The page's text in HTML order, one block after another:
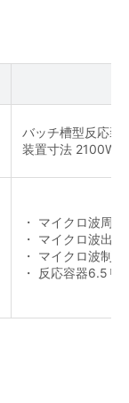
バッチ槽型反応装
装置寸法
・ マイクロ波周
・ マイクロ波出
・ マイクロ波制
・ 反応容器6.5リ